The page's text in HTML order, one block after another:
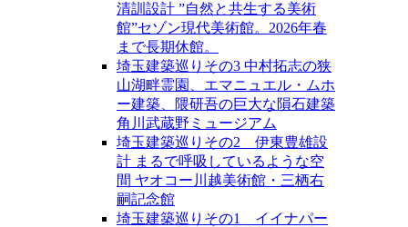
清訓設計 ”自然と共生する美術
館”セゾン現代美術館。2026年春
まで長期休館。
埼玉建築巡りその3 中村拓志の狭
山湖畔霊園、エマニュエル・ムホ
ー建築、隈研吾の巨大な隕石建築
角川武蔵野ミュージアム
埼玉建築巡りその2 伊東豊雄設
計 まるで呼吸しているような空
間 ヤオコー川越美術館・三栖右
嗣記念館
埼玉建築巡りその1 イイナパー